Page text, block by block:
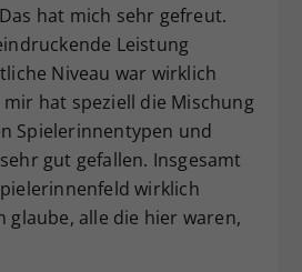
hat mich sehr gefreut.
Leistung
Niveau war wirklich
hat speziell die Mischung
Spielerinnentypen und
gut gefallen. Insgesamt
wirklich
glaube, alle die hier waren,